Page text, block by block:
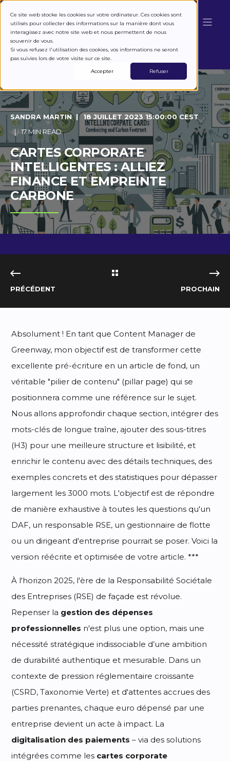
Ce site web stocke les cookies sur votre ordinateur. Ces cookies sont
utilisés pour collecter des informations sur la manière dont vous
interagissez avec notre site web et nous permettent de nous
souvenir de vous.
Si vous refusez l'utilisation des cookies, vos informations ne seront
pas suivies lors de votre visite sur ce site.
Accepter
Refuser
SANDRA MARTIN
18 JUILLET 2023 15:00:00 CEST
17 MIN READ
CARTES CORPORATE
INTELLIGENTES : ALLIEZ
FINANCE ET EMPREINTE
CARBONE
PRÉCÉDENT PROCHAIN
Absolument ! En tant que Content Manager de
Greenway, mon objectif est de transformer cette
excellente pré-écriture en un article de fond, un
véritable "pilier de contenu" (pillar page) qui se
positionnera comme une référence sur le sujet.
Nous allons approfondir chaque section, intégrer des
mots-clés de longue traîne, ajouter des sous-titres
(H3) pour une meilleure structure et lisibilité, et
enrichir le contenu avec des détails techniques, des
exemples concrets et des statistiques pour dépasser
largement les 3000 mots. L'objectif est de répondre
de manière exhaustive à toutes les questions qu'un
DAF, un responsable RSE, un gestionnaire de flotte
ou un dirigeant d'entreprise pourrait se poser. Voici la
version réécrite et optimisée de votre article. ***
À l'horizon 2025, l'ère de la Responsabilité Sociétale
des Entreprises (RSE) de façade est révolue.
Repenser la gestion des dépenses
professionnelles n'est plus une option, mais une
nécessité stratégique indissociable d’une ambition
de durabilité authentique et mesurable. Dans un
contexte de pression réglementaire croissante
(CSRD, Taxonomie Verte) et d'attentes accrues des
parties prenantes, chaque euro dépensé par une
entreprise devient un acte à impact. La
digitalisation des paiements – via des solutions
intégrées comme les cartes corporate